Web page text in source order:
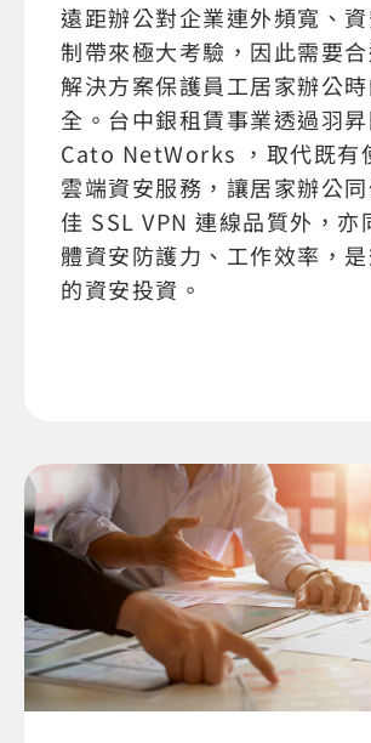
遠距辦公對企業連外頻寬、
制帶來極大考驗，因此需要
解決方案保護員工居家辦公
全。台中銀租賃事業透過羽
Cato NetWorks ，取代既有
雲端資安服務，讓居家辦公
佳 SSL VPN 連線品質外，亦
體資安防護力、工作效率，
的資安投資。